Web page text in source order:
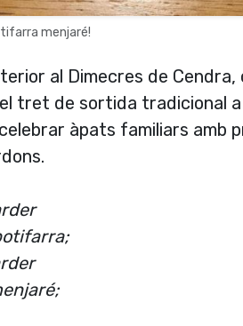
menjaré!
al Dimecres de
tret de sortida tradicional
àpats familiars amb